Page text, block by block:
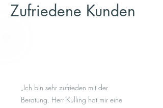
Zufriedene Kunden
„Ich bin sehr zufrieden mit der
Beratung. Herr Kulling hat mir eine